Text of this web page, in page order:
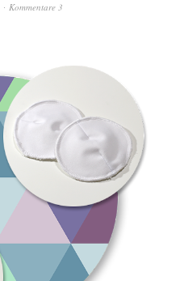
Kommentare 3